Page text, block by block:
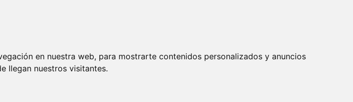
en nuestra web, para mostrarte contenidos personalizados y anuncios
llegan nuestros visitantes.